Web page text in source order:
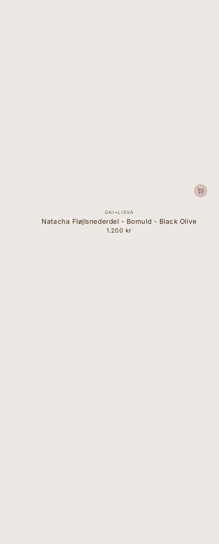
Forhandler:
GAI+LISVA
Natacha Fløjlsnederdel - Bomuld - Black Olive
Normal
1.200 kr